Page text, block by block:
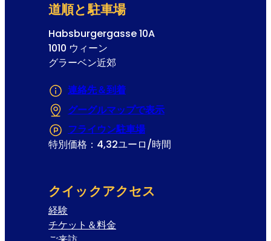
道順と駐車場
Habsburgergasse 10A
1010 ウィーン
グラーベン近郊
連絡先＆到着
グーグルマップで表示
フライウン駐車場
特別価格：4,32ユーロ/時間
クイックアクセス
経験
チケット＆料金